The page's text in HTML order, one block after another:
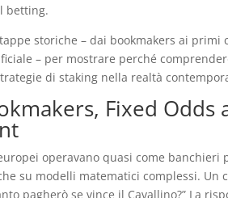
betting.
storiche – dai bookmakers ai
– per mostrare perché
di staking nella realtà
Fixed
operavano quasi come banchieri
su modelli matematici complessi. Un
pagherò se vince il Cavallino?” La